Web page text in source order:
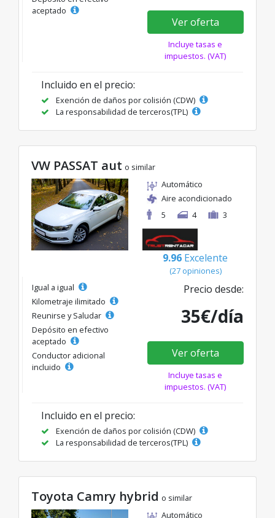
aceptado
Ver oferta
Incluye tasas e
impuestos. (VAT)
Incluido en el precio:
Exención de daños por colisión (CDW)
La responsabilidad de terceros(TPL)
VW PASSAT aut o similar
Automático
Aire acondicionado
5
4 3
9.96 Excelente
(27 opiniones)
Igual a igual
Kilometraje ilimitado
Reunirse y Saludar
Depósito en efectivo
aceptado
Conductor adicional
incluido
Precio desde:
35€/día
Ver oferta
Incluye tasas e
impuestos. (VAT)
Incluido en el precio:
Exención de daños por colisión (CDW)
La responsabilidad de terceros(TPL)
Toyota Camry hybrid o similar
Automático